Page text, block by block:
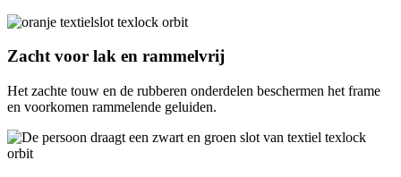
Zacht voor lak en rammelvrij
Het zachte touw en de rubberen onderdelen beschermen het frame
en voorkomen rammelende geluiden.